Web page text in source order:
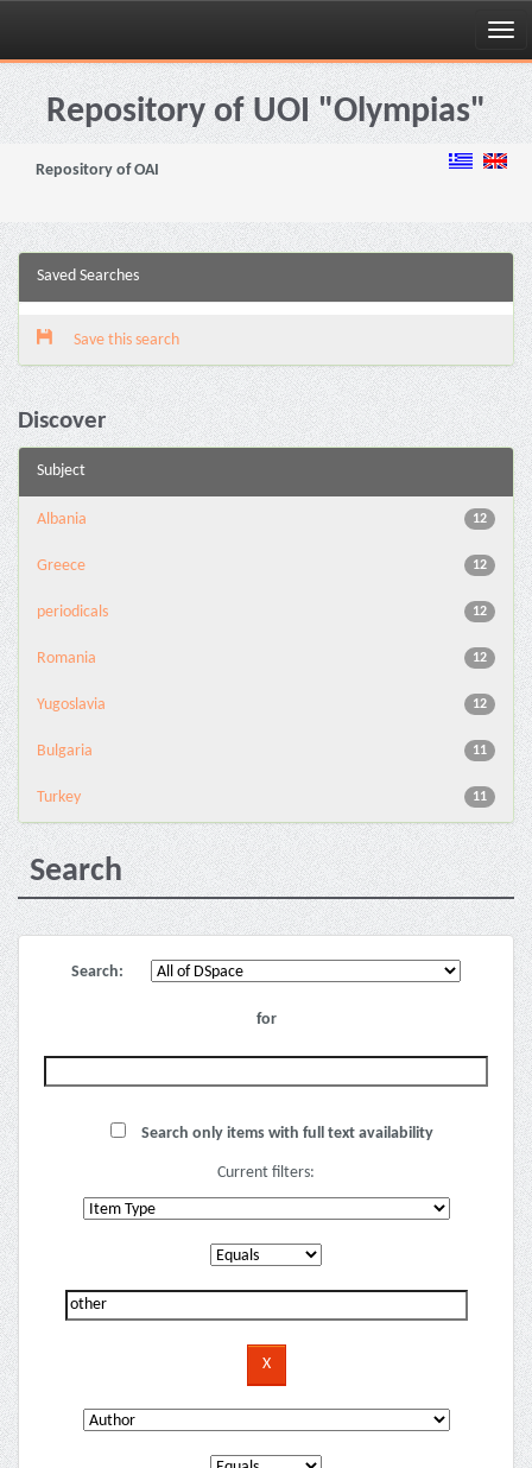
Skip
navigationRepository of UOI "Olympias"
Repository of OAI
Saved Searches
Save this search
Discover
Subject
12
Albania
12
Greece
12
periodicals
12
Romania
12
Yugoslavia
11
Bulgaria
11
Turkey
Search
Search:
for
Search only items with full text availability
Current filters: